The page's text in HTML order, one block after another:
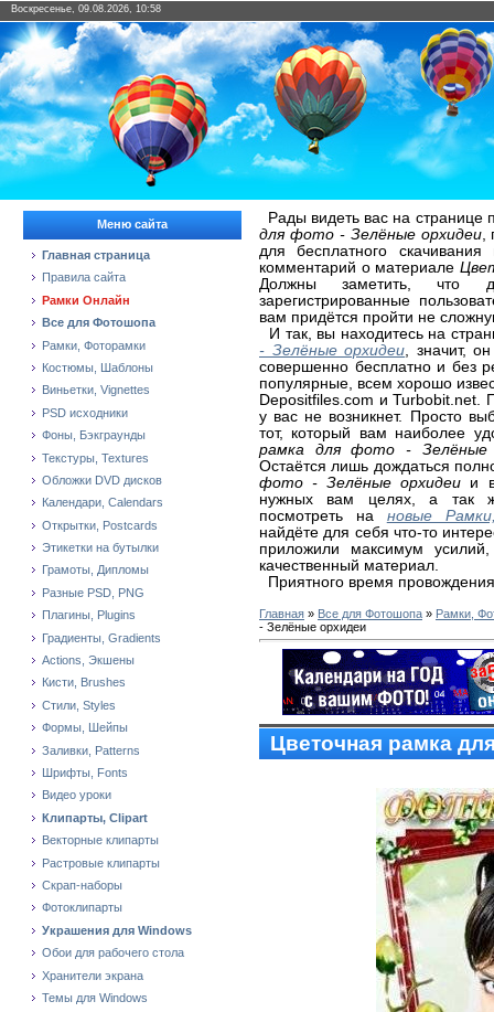
Воскресенье, 09.08.2026, 10:58
Меню сайта
Главная страница
Правила сайта
Рамки Онлайн
Все для Фотошопа
Рамки, Фоторамки
Костюмы, Шаблоны
Виньетки, Vignettes
PSD исходники
Фоны, Бэкграунды
Текстуры, Textures
Обложки DVD дисков
Календари, Calendars
Открытки, Postcards
Этикетки на бутылки
Грамоты, Дипломы
Разные PSD, PNG
Плагины, Plugins
Градиенты, Gradients
Actions, Экшены
Кисти, Brushes
Стили, Styles
Формы, Шейпы
Заливки, Patterns
Шрифты, Fonts
Видео уроки
Клипарты, Clipart
Векторные клипарты
Растровые клипарты
Скрап-наборы
Фотоклипарты
Украшения для Windows
Обои для рабочего стола
Хранители экрана
Темы для Windows
Рады видеть вас на странице
для фото - Зелёные орхидеи,
для бесплатного
комментарий о материале
Должны заметить, что
зарегистрированные
вам придётся пройти не
И так, вы находитесь на
- Зелёные орхидеи, значит,
совершенно бесплатно и без
популярные, всем хорошо
Depositfiles.com и Turbobit.net.
у вас не возникнет. Просто
тот, который вам наиболее
рамка для фото - Зелёные
Остаётся лишь дождаться
фото - Зелёные орхидеи и
нужных вам целях, а так
посмотреть на новые
найдёте для себя что-то
приложили максимум
качественный материал.
Приятного время
Главная » Все для Фотошопа » Рамки,
- Зелёные орхидеи
Цветочная рамка